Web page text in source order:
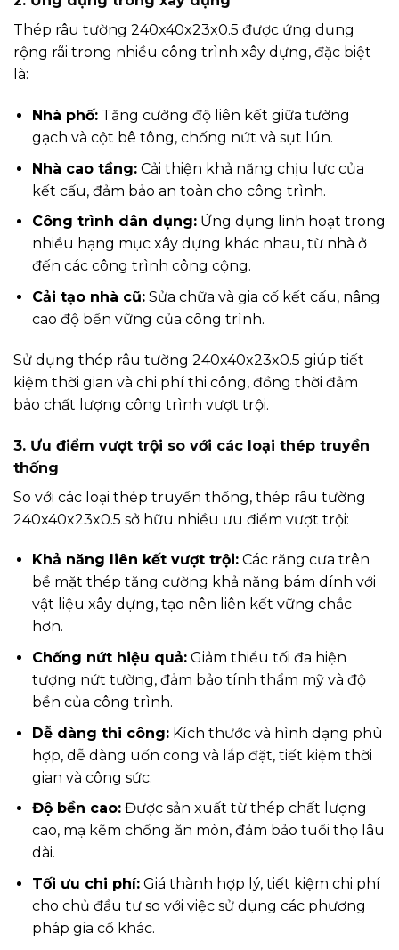
Thép râu tường 240x40x23x0.5 được ứng dụng
rộng rãi trong nhiều công trình xây dựng, đặc biệt
là:
Nhà phố:Tăng cường độ liên kết giữa tường
gạch và cột bê tông, chống nứt và sụt lún.
Nhà cao tầng:Cải thiện khả năng chịu lực của
kết cấu, đảm bảo an toàn cho công trình.
Công trình dân dụng:Ứng dụng linh hoạt trong
nhiều hạng mục xây dựng khác nhau, từ nhà ở
đến các công trình công cộng.
Cải tạo nhà cũ:Sửa chữa và gia cố kết cấu, nâng
cao độ bền vững của công trình.
Sử dụng thép râu tường 240x40x23x0.5 giúp tiết
kiệm thời gian và chi phí thi công, đồng thời đảm
bảo chất lượng công trình vượt trội.
3. Ưu điểm vượt trội so với các loại thép truyền
thống
So với các loại thép truyền thống, thép râu tường
240x40x23x0.5 sở hữu nhiều ưu điểm vượt trội:
Khả năng liên kết vượt trội:Các răng cưa trên
bề mặt thép tăng cường khả năng bám dính với
vật liệu xây dựng, tạo nên liên kết vững chắc
hơn.
Chống nứt hiệu quả:Giảm thiểu tối đa hiện
tượng nứt tường, đảm bảo tính thẩm mỹ và độ
bền của công trình.
Dễ dàng thi công:Kích thước và hình dạng phù
hợp, dễ dàng uốn cong và lắp đặt, tiết kiệm thời
gian và công sức.
Độ bền cao:Được sản xuất từ thép chất lượng
cao, mạ kẽm chống ăn mòn, đảm bảo tuổi thọ lâu
dài.
Tối ưu chi phí:Giá thành hợp lý, tiết kiệm chi phí
cho chủ đầu tư so với việc sử dụng các phương
pháp gia cố khác.